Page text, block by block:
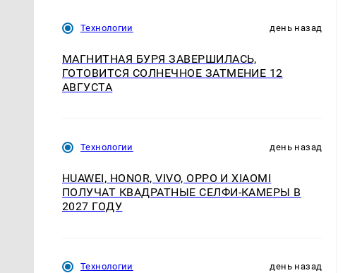
Технологии день назад
МАГНИТНАЯ БУРЯ ЗАВЕРШИЛАСЬ,
ГОТОВИТСЯ СОЛНЕЧНОЕ ЗАТМЕНИЕ 12
АВГУСТА
Технологии день назад
HUAWEI, HONOR, VIVO, OPPO И XIAOMI
ПОЛУЧАТ КВАДРАТНЫЕ СЕЛФИ-КАМЕРЫ В
2027 ГОДУ
Технологии день назад